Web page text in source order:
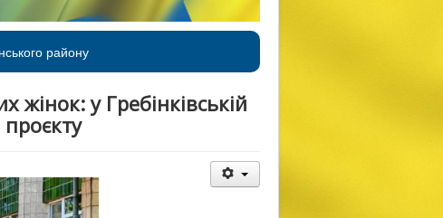
району
жінок: у Гребінківській